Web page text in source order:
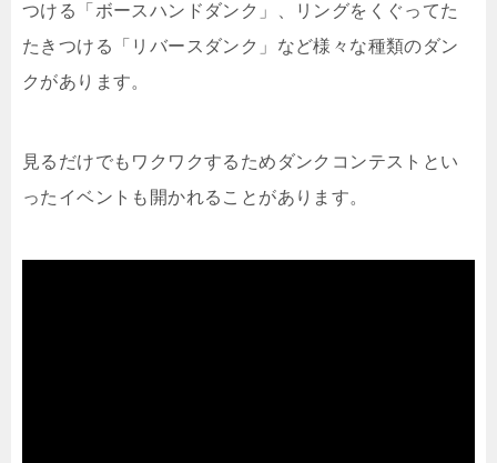
つける「ボースハンドダンク」、リングをくぐってた
たきつける「リバースダンク」など様々な種類のダン
クがあります。
見るだけでもワクワクするためダンクコンテストとい
ったイベントも開かれることがあります。